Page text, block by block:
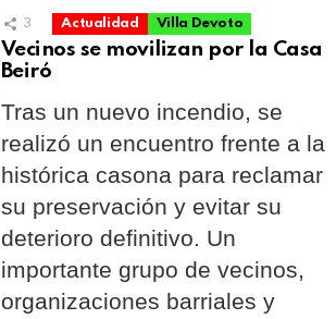
3 Actualidad Villa Devoto
Vecinos se movilizan por la Casa
Beiró
Tras un nuevo incendio, se
realizó un encuentro frente a la
histórica casona para reclamar
su preservación y evitar su
deterioro definitivo. Un
importante grupo de vecinos,
organizaciones barriales y